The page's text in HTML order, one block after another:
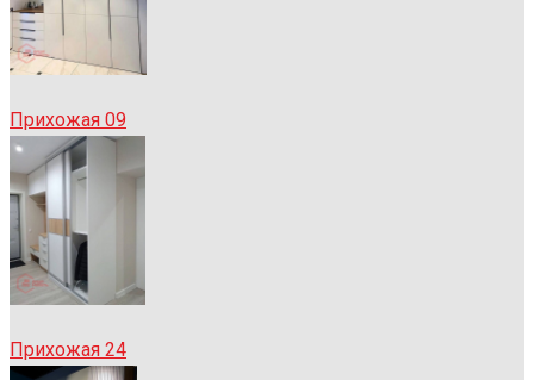
Прихожая 09
Прихожая 24